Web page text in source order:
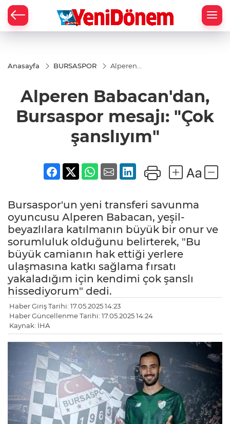
Anasayfa BURSASPOR
Alperen
mesajı: "Çok
şanslıyım"
Alperen Babacan'dan,
Bursaspor mesajı: "Çok
şanslıyım"
Bursaspor'un yeni transferi savunma
oyuncusu Alperen Babacan, yeşil-
beyazlılara katılmanın büyük bir onur ve
sorumluluk olduğunu belirterek, "Bu
büyük camianın hak ettiği yerlere
ulaşmasına katkı sağlama fırsatı
yakaladığım için kendimi çok şanslı
hissediyorum" dedi.
Haber Giriş Tarihi: 17.05.2025 14:23
Haber Güncellenme Tarihi: 17.05.2025 14:24
Kaynak: İHA